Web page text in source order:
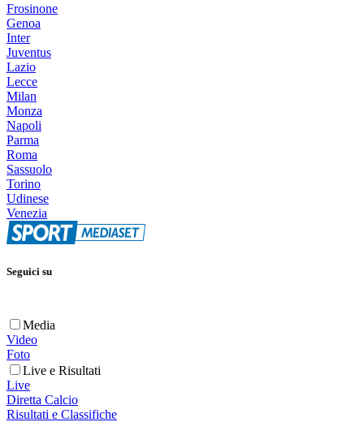
Frosinone
Genoa
Inter
Juventus
Lazio
Lecce
Milan
Monza
Napoli
Parma
Roma
Sassuolo
Torino
Udinese
Venezia
Seguici su
Media
Video
Foto
Live e Risultati
Live
Diretta Calcio
Risultati e Classifiche